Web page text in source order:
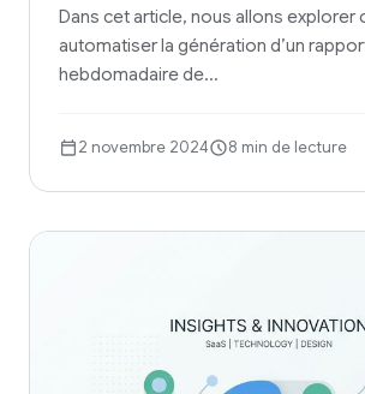
Dans cet article, nous allons explorer
automatiser la génération d’un
hebdomadaire de…
2 novembre 2024 8 min de lecture